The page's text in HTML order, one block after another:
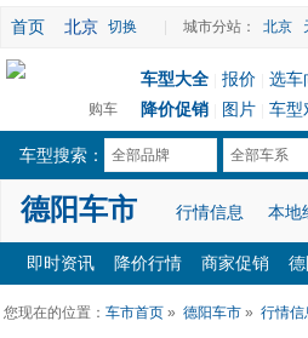
首页 北京 切换 城市分站： 北京
购车
车型大全 报价 选车
降价促销
图片 车型
车型搜索： 全部品牌 全部车系
德阳车市 行情信息 本地
即时资讯 降价行情 商家促销
您现在的位置： 车市首页 » 德阳车市 » 行情信